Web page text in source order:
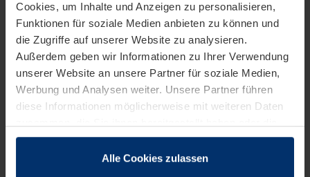
Cookies, um Inhalte und Anzeigen zu personalisieren,
Funktionen für soziale Medien anbieten zu können und
die Zugriffe auf unserer Website zu analysieren.
Außerdem geben wir Informationen zu Ihrer Verwendung
unserer Website an unsere Partner für soziale Medien,
Werbung und Analysen weiter. Unsere Partner führen
diese Informationen möglicherweise mit weiteren Daten
sie im Rahmen Ihrer Nutzung der Dienste gesammelt
Alle Cookies zulassen